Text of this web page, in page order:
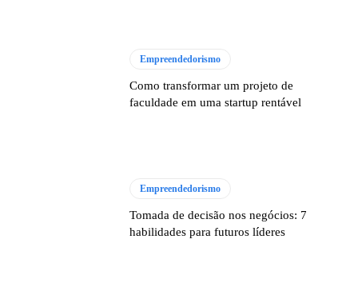
Empreendedorismo
Como transformar um projeto de
faculdade em uma startup rentável
Empreendedorismo
Tomada de decisão nos negócios: 7
habilidades para futuros líderes